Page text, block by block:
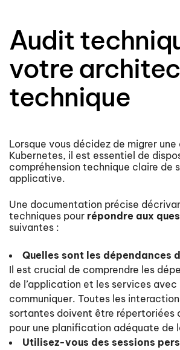
Audit
votre
technique
Lorsque vous décidez de migrer
Kubernetes, il est essentiel de
compréhension technique claire de
applicative.
Une documentation précise
techniques pour répondre aux
suivantes :
Quelles sont les dépendances
Il est crucial de comprendre les
de l’application et les services
communiquer. Toutes les
sortantes doivent être répertoriées
pour une planification adéquate de
Utilisez-vous des sessions